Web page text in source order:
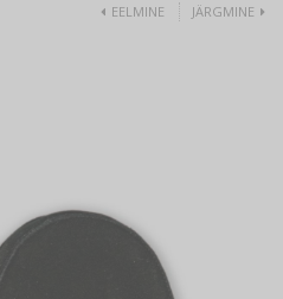
EELMINE JÄRGMINE